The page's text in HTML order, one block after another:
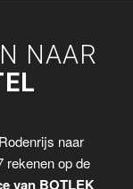
NAAR
naar
rekenen op de
van BOTLEK